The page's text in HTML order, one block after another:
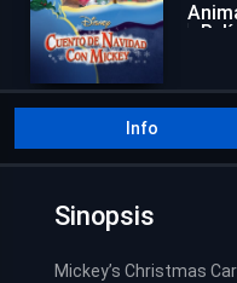
Info
Sinopsis
Mickey’s Christmas